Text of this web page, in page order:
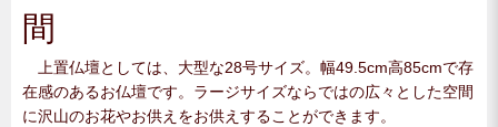
間
上置仏壇としては、大型な28号サイズ。幅49.5cm高85cmで存
在感のあるお仏壇です。ラージサイズならではの広々とした空間
に沢山のお花やお供えをお供えすることができます。